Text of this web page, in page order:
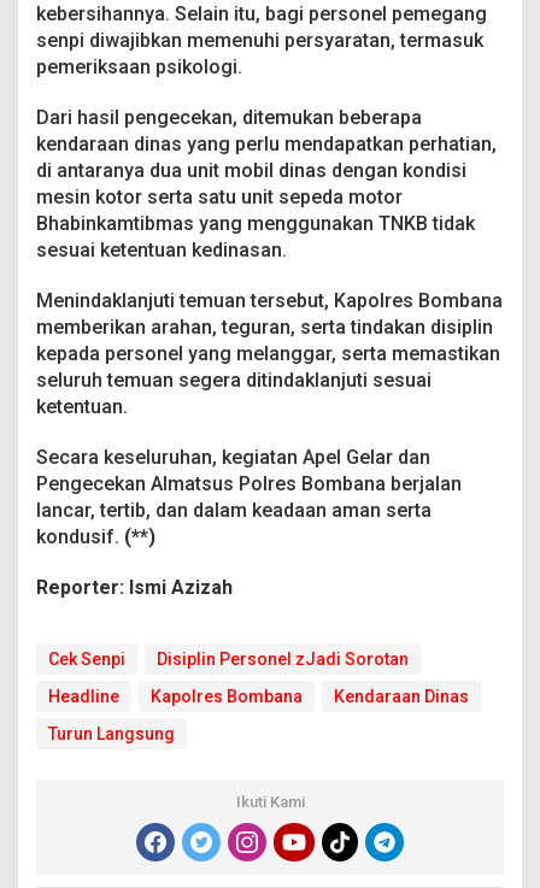
kebersihannya. Selain itu, bagi personel pemegang
senpi diwajibkan memenuhi persyaratan, termasuk
pemeriksaan psikologi.
Dari hasil pengecekan, ditemukan beberapa
kendaraan dinas yang perlu mendapatkan perhatian,
di antaranya dua unit mobil dinas dengan kondisi
mesin kotor serta satu unit sepeda motor
Bhabinkamtibmas yang menggunakan TNKB tidak
sesuai ketentuan kedinasan.
Menindaklanjuti temuan tersebut, Kapolres Bombana
memberikan arahan, teguran, serta tindakan disiplin
kepada personel yang melanggar, serta memastikan
seluruh temuan segera ditindaklanjuti sesuai
ketentuan.
Secara keseluruhan, kegiatan Apel Gelar dan
Pengecekan Almatsus Polres Bombana berjalan
lancar, tertib, dan dalam keadaan aman serta
kondusif. (**)
Reporter: Ismi Azizah
Cek Senpi
Disiplin Personel zJadi Sorotan
Headline
Kapolres Bombana
Kendaraan Dinas
Turun Langsung
Ikuti Kami